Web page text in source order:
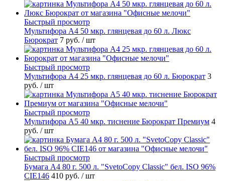
Быстрый просмотр
Мультифора А4 50 мкр. глянцевая до 60 л. Люкс
Бюрократ 7 руб. / шт
Быстрый просмотр
Мультифора А4 25 мкр. глянцевая до 60 л. Бюрократ 3
руб. / шт
Быстрый просмотр
Мультифора А5 40 мкр. тиснение Бюрократ Премиум 4
руб. / шт
Быстрый просмотр
Бумага А4 80 г. 500 л. "SvetoCopy Classic" бел. ISO 96%
CIE146 410 руб. / шт